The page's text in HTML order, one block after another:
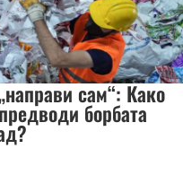
сам“: Како
борбата